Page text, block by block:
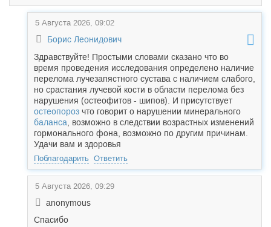
5 Августа 2026, 09:02
Борис Леонидович
Здравствуйте! Простыми словами сказано что во
время проведения исследования определено наличие
перелома лучезапястного сустава с наличием слабого,
но срастания лучевой кости в области перелома без
нарушения (остеофитов - шипов). И присутствует
остеопороз что говорит о нарушении минерального
баланса , возможно в следствии возрастных изменений
гормонального фона, возможно по другим причинам.
Удачи вам и здоровья
Поблагодарить Ответить
5 Августа 2026, 09:29
anonymous
Спасибо